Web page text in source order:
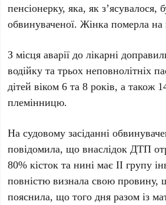
пенсіонерку, яка, як з’ясувалося,
обвинуваченої. Жінка померла на
З місця аварії до лікарні
водійку та трьох неповнолітніх
дітей віком 6 та 8 років, а також
племінницю.
На судовому засіданні
повідомила, що внаслідок ДТП
80% кісток та нині має II групу
повністю визнала свою провину,
пояснила, що того дня разом із